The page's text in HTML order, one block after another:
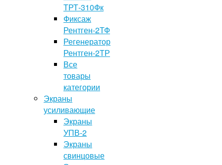
ТРТ-310Фк
Фиксаж
Рентген-2ТФ
Регенератор
Рентген-2ТР
Все
товары
категории
Экраны
усиливающие
Экраны
УПВ-2
Экраны
свинцовые